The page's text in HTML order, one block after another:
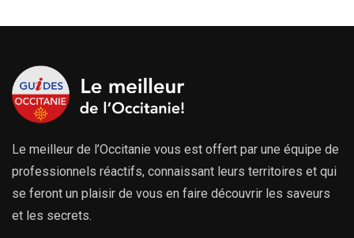
Le meilleur de l’Occitanie vous est offert par une équipe de
professionnels réactifs, connaissant leurs territoires et qui
se feront un plaisir de vous en faire découvrir les saveurs
et les secrets.